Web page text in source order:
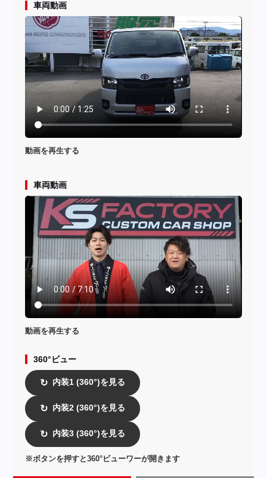
車両動画
動画を再生する
車両動画
動画を再生する
360°ビュー
↻ 内装1 (360°)を見る
↻ 内装2 (360°)を見る
↻ 内装3 (360°)を見る
※ボタンを押すと360°ビューワーが開きます